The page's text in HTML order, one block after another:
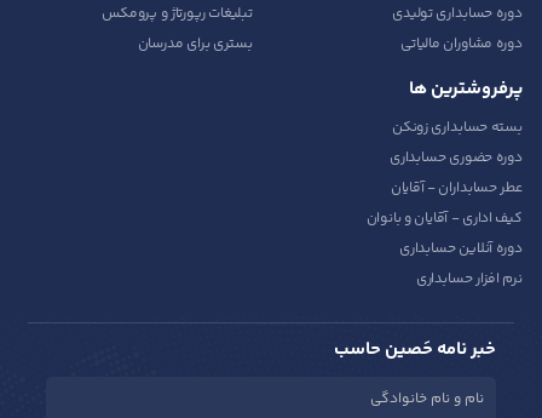
دوره حسابداری تولیدی
دوره مشاوران مالیاتی
تبلیغات رپورتاژ و پرومکس
بستری برای مدرسان
پرفروشترین ها
بسته حسابداری زونکن
دوره حضوری حسابداری
عطر حسابداران - آقایان
کیف اداری - آقایان و بانوان
دوره آنلاین حسابداری
نرم افزار حسابداری
خبر نامه حَصین حاسب